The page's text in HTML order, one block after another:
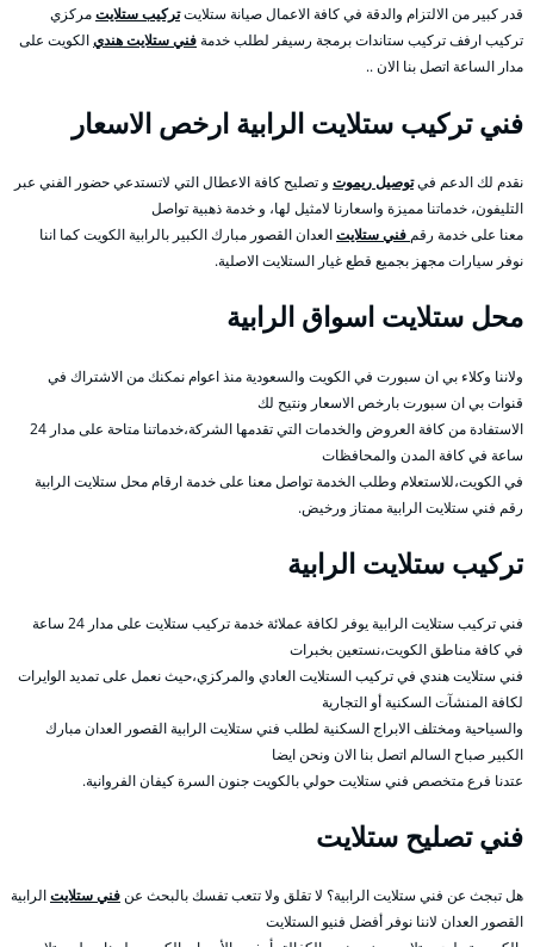
قدر كبير من الالتزام والدقة في كافة الاعمال صيانة ستلايتتركيب ستلايتمركزي
تركيب ارفف تركيب ستاندات برمجة رسيفر لطلب خدمةفني ستلايت هنديالكويت على
مدار الساعة اتصل بنا الان ..
فني تركيب ستلايت الرابية ارخص الاسعار
نقدم لك الدعم فيتوصيل ريموت و تصليح كافة الاعطال التي لاتستدعي حضور الفني عبر
التليفون، خدماتنا مميزة واسعارنا لامثيل لها، و خدمة ذهبية تواصل
معنا على خدمة رقم فني ستلايتالعدان القصور مبارك الكبير بالرابية الكويت كما اننا
نوفر سيارات مجهز بجميع قطع غيار الستلايت الاصلية.
محل ستلايت اسواق الرابية
ولاننا وكلاء بي ان سبورت في الكويت والسعودية منذ اعوام نمكنك من الاشتراك في
قنوات بي ان سبورت بارخص الاسعار ونتيح لك
الاستفادة من كافة العروض والخدمات التي تقدمها الشركة،خدماتنا متاحة على مدار 24
ساعة في كافة المدن والمحافظات
في الكويت،للاستعلام وطلب الخدمة تواصل معنا على خدمة ارقام محل ستلايت الرابية
رقم فني ستلايت الرابية ممتاز ورخيض.
تركيب ستلايت الرابية
فني تركيب ستلايت الرابية يوفر لكافة عملائة خدمة تركيب ستلايت على مدار 24 ساعة
في كافة مناطق الكويت،نستعين بخبرات
فني ستلايت هندي في تركيب الستلايت العادي والمركزي،حيث نعمل على تمديد الوايرات
لكافة المنشآت السكنية أو التجارية
والسياحية ومختلف الابراج السكنية لطلب فني ستلايت الرابية القصور العدان مبارك
الكبير صباح السالم اتصل بنا الان ونحن ايضا
عتدنا فرع متخصص فني ستلايت حولي بالكويت جنون السرة كيفان الفروانية.
فني تصليح ستلايت
هل تبجث عن فني ستلايت الرابية؟ لا تقلق ولا تتعب تفسك بالبحث عنفني ستلايتالرابية
القصور العدان لاننا نوفر أفضل فنيو الستلايت